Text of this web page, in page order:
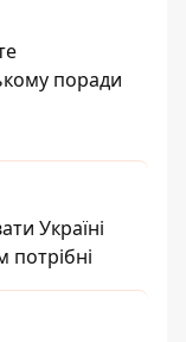
поради
Україні
потрібні